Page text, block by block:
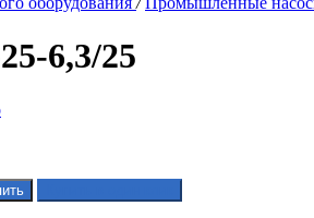
6,3/25